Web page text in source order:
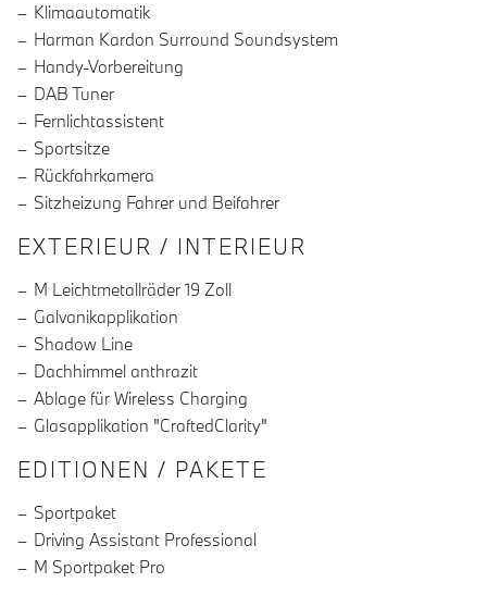
Klimaautomatik
Harman Kardon Surround Soundsystem
Handy-Vorbereitung
DAB Tuner
Fernlichtassistent
Sportsitze
Rückfahrkamera
Sitzheizung Fahrer und Beifahrer
EXTERIEUR / INTERIEUR
M Leichtmetallräder 19 Zoll
Galvanikapplikation
Shadow Line
Dachhimmel anthrazit
Ablage für Wireless Charging
Glasapplikation "CraftedClarity"
EDITIONEN / PAKETE
Sportpaket
Driving Assistant Professional
M Sportpaket Pro